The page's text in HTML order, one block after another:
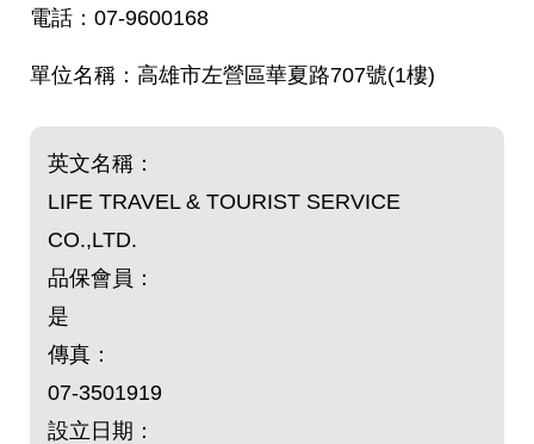
07-9600168
高雄市左營區華夏路707號(1樓)
英文名稱：
LIFE TRAVEL & TOURIST SERVICE
CO.,LTD.
品保會員：
是
傳真：
07-3501919
設立日期：